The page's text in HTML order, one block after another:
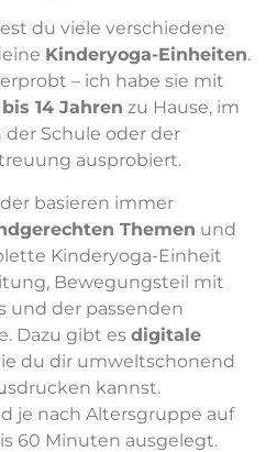
du viele verschiedene
Kinderyoga-Einheiten.
– ich habe sie mit
14 Jahren zu Hause, im
der Schule oder der
ausprobiert.
basieren immer
Themen und
Kinderyoga-Einheit
Bewegungsteil mit
und der passenden
Dazu gibt es digitale
du dir umweltschonend
kannst.
je nach Altersgruppe auf
60 Minuten ausgelegt.